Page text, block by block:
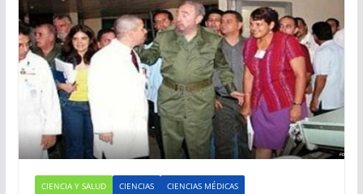
CIENCIA Y SALUD CIENCIAS CIENCIAS MÉDICAS